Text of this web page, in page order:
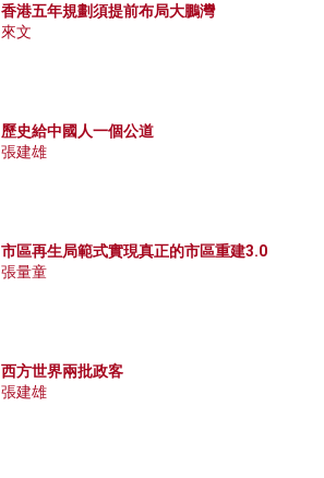
香港五年規劃須提前布局大鵬灣
來文
歷史給中國人一個公道
張建雄
市區再生局範式實現真正的市區重建3.0
張量童
西方世界兩批政客
張建雄